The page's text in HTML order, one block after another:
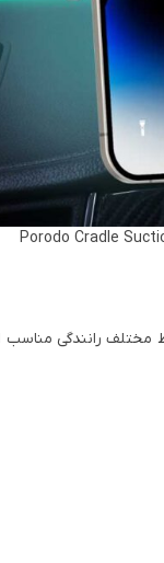
مختلف رانندگی